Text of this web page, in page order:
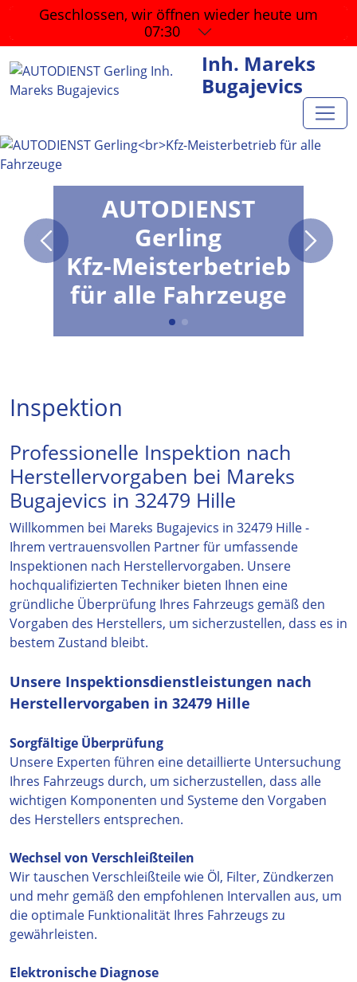
Geschlossen, wir öffnen wieder heute um
07:30
Inh. Mareks
Bugajevics
AUTODIENST
Gerling
Kfz-Meisterbetrieb
für alle Fahrzeuge
Inspektion
Professionelle Inspektion nach
Herstellervorgaben bei Mareks
Bugajevics in 32479 Hille
Willkommen bei Mareks Bugajevics in 32479 Hille -
Ihrem vertrauensvollen Partner für umfassende
Inspektionen nach Herstellervorgaben. Unsere
hochqualifizierten Techniker bieten Ihnen eine
gründliche Überprüfung Ihres Fahrzeugs gemäß den
Vorgaben des Herstellers, um sicherzustellen, dass es in
bestem Zustand bleibt.
Unsere Inspektionsdienstleistungen nach
Herstellervorgaben in 32479 Hille
Sorgfältige Überprüfung
Unsere Experten führen eine detaillierte Untersuchung
Ihres Fahrzeugs durch, um sicherzustellen, dass alle
wichtigen Komponenten und Systeme den Vorgaben
des Herstellers entsprechen.
Wechsel von Verschleißteilen
Wir tauschen Verschleißteile wie Öl, Filter, Zündkerzen
und mehr gemäß den empfohlenen Intervallen aus, um
die optimale Funktionalität Ihres Fahrzeugs zu
gewährleisten.
Elektronische Diagnose